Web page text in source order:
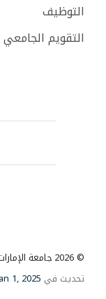
التوظيف
التقويم الجامعي
© 2026 جامعة الإمارات العربية المتحدة. جميع الحقوق محفوظة.
تحديث في 1, 2025